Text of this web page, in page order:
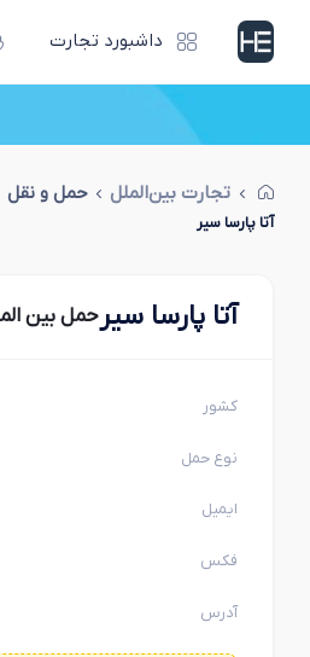
داشبورد تجارت
تجارت بین‌الملل حمل و نقل
آتا پارسا سیر
آتا پارسا سیرحمل بین
کشور
نوع حمل
ایمیل
فکس
آدرس